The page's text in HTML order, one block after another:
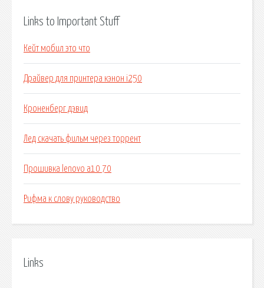
Links to Important Stuff
Кейт мобил это что
Драйвер для принтера кэнон i250
Кроненберг дэвид
Лед скачать фильм через торрент
Прошивка lenovo a10 70
Рифма к слову руководство
Links